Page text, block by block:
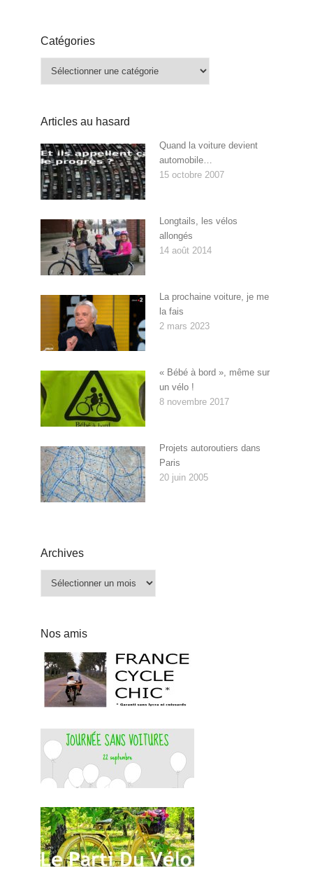
Catégories
Catégories
Articles au hasard
Quand la voiture devient
automobile…
15 octobre 2007
Longtails, les vélos
allongés
14 août 2014
La prochaine voiture, je me
la fais
2 mars 2023
« Bébé à bord », même sur
un vélo !
8 novembre 2017
Projets autoroutiers dans
Paris
20 juin 2005
Archives
Archives
Nos amis